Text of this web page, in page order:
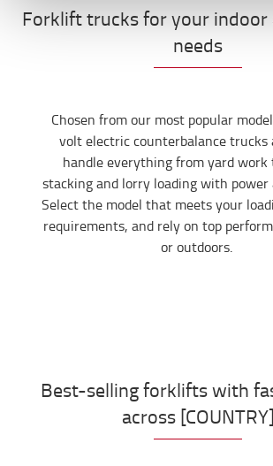
Forklift trucks for your
needs
Chosen from our most popular
volt electric counterbalance
handle everything from yard work
stacking and lorry loading with power
Select the model that meets your load
requirements, and rely on top
or outdoors.
Best-selling forklifts with
across [COUNTRY]